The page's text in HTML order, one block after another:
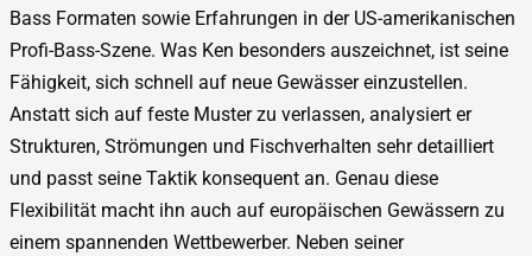
Bass Formaten sowie Erfahrungen in der US-amerikanischen
Profi-Bass-Szene. Was Ken besonders auszeichnet, ist seine
Fähigkeit, sich schnell auf neue Gewässer einzustellen.
Anstatt sich auf feste Muster zu verlassen, analysiert er
Strukturen, Strömungen und Fischverhalten sehr detailliert
und passt seine Taktik konsequent an. Genau diese
Flexibilität macht ihn auch auf europäischen Gewässern zu
einem spannenden Wettbewerber. Neben seiner